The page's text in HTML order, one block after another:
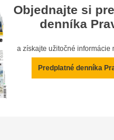
Objednajte si
denníka
a získajte užitočné informácie
Predplatné denníka